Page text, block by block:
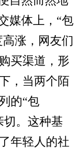
媒体上，“包
涨，网友们
买渠道，形
，当两个陌
的“包
切。这种基
年轻人的社